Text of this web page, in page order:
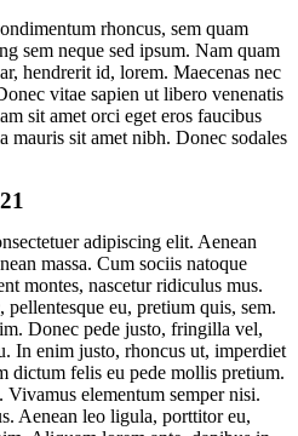
rhoncus, sem quam
sem neque sed ipsum. Nam quam
hendrerit id, lorem. Maecenas nec
vitae sapien ut libero venenatis
sit amet orci eget eros faucibus
sit amet nibh. Donec sodales
adipiscing elit. Aenean
massa. Cum sociis natoque
montes, nascetur ridiculus mus.
eu, pretium quis, sem.
Donec pede justo, fringilla vel,
In enim justo, rhoncus ut, imperdiet
dictum felis eu pede mollis pretium.
elementum semper nisi.
Aenean leo ligula, porttitor eu,